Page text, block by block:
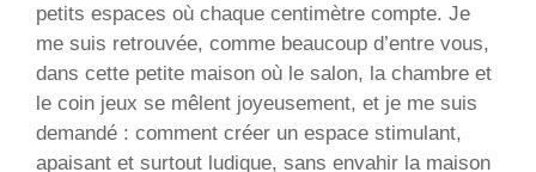
petits espaces où chaque centimètre compte. Je
me suis retrouvée, comme beaucoup d’entre vous,
dans cette petite maison où le salon, la chambre et
le coin jeux se mêlent joyeusement, et je me suis
demandé : comment créer un espace stimulant,
apaisant et surtout ludique, sans envahir la maison